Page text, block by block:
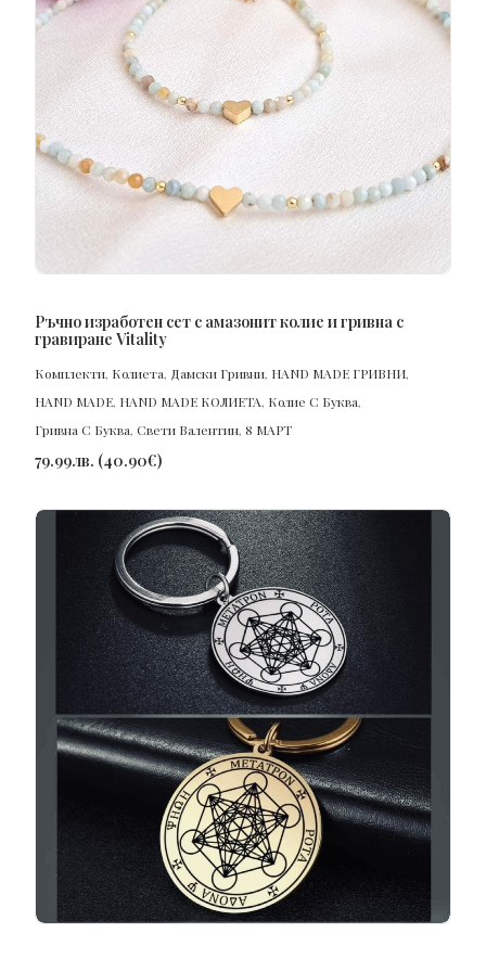
ПОРЪЧАЙ
Ръчно изработен сет с амазонит колие и гривна с
гравиране Vitality
Комплекти, Колиета, Дамски Гривни, HAND MADE ГРИВНИ,
HAND MADE, HAND MADE КОЛИЕТА, Колие С Буква,
Гривна С Буква, Свети Валентин, 8 МАРТ
79.99лв. (40.90€)